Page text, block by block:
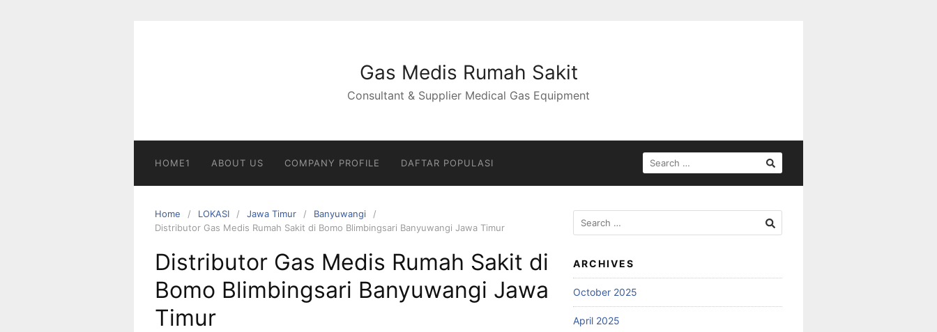
Gas Medis Rumah Sakit
Consultant & Supplier Medical Gas Equipment
HOME1 ABOUT US COMPANY PROFILE DAFTAR POPULASI
SEARCH
FOR:
Home LOKASI Jawa Timur
Banyuwangi
Distributor Gas Medis Rumah Sakit di Bomo Blimbingsari Banyuwangi Jawa Timur
Distributor Gas Medis Rumah Sakit di
Bomo Blimbingsari Banyuwangi Jawa
Timur
Search
for:
ARCHIVES
October 2025
April 2025